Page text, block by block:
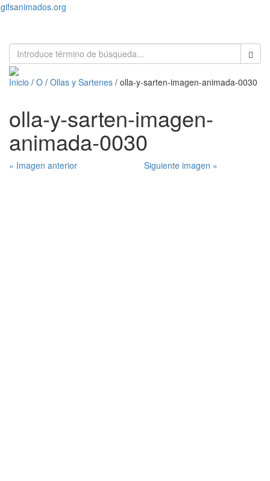
gifsanimados.org
Inicio / O / Ollas y Sartenes / olla-y-sarten-imagen-animada-0030
olla-y-sarten-imagen-
animada-0030
« Imagen anterior Siguiente imagen »